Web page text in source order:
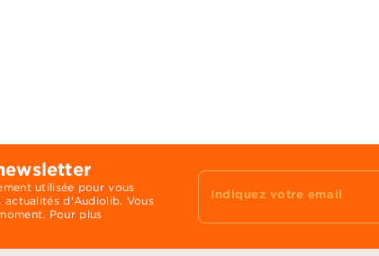
utilisée pour vous
actualités d'Audiolib. Vous
Pour plus
Indiquez votre email